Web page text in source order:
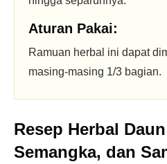
Aturan Pakai:
Ramuan herbal ini dapat
masing-masing 1/3 bagian.
Resep Herbal
Semangka, dan